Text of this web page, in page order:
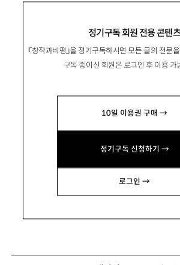
정기구독 회원 전용 콘텐
『창작과비평』을 정기구독하시면 모든 글의 전문
구독 중이신 회원은 로그인 후 이용 가
10일 이용권 구매 →
정기구독 신청하기 →
로그인 →